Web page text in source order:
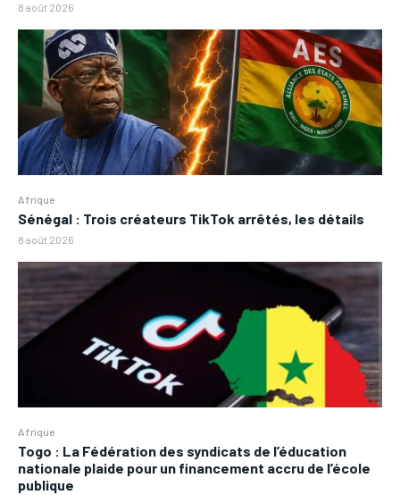
8 août 2026
Afrique
Sénégal : Trois créateurs TikTok arrêtés, les détails
8 août 2026
Afrique
Togo : La Fédération des syndicats de l’éducation
nationale plaide pour un financement accru de l’école
publique